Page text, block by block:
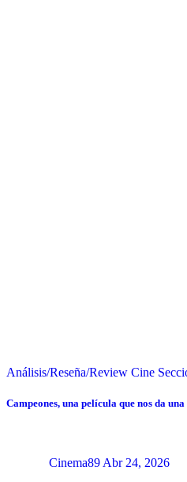
Análisis/Reseña/Review Cine
Campeones, una película que nos da
Cinema89 Abr 24, 2026